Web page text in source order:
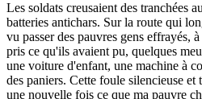
Les soldats creusaient des tranchées
batteries antichars. Sur la route qui
vu passer des pauvres gens effrayés,
pris ce qu'ils avaient pu, quelques
une voiture d'enfant, une machine à
des paniers. Cette foule silencieuse et
une nouvelle fois ce que ma pauvre